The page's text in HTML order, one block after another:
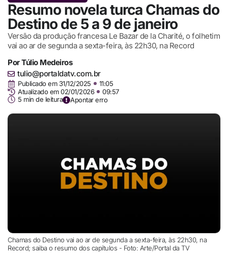
Resumo novela turca Chamas do
Destino de 5 a 9 de janeiro
Versão da produção francesa Le Bazar de la Charité, o folhetim
vai ao ar de segunda a sexta-feira, às 22h30, na Record
PorTúlio Medeiros
tulio@portaldatv.com.br
Publicado em 31/12/2025
11:05
Atualizado em 02/01/2026
09:57
5 min de leitura
Apontar erro
Chamas do Destino vai ao ar de segunda a sexta-feira, às 22h30, na
Record; saiba o resumo dos capítulos - Foto: Arte/Portal da TV